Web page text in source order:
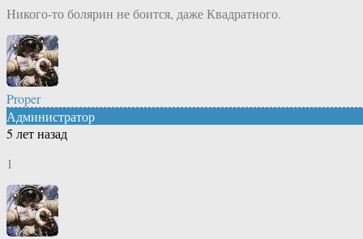
Никого-то болярин не боится, даже Квадратного.
Proper
Администратор
5 лет назад
1